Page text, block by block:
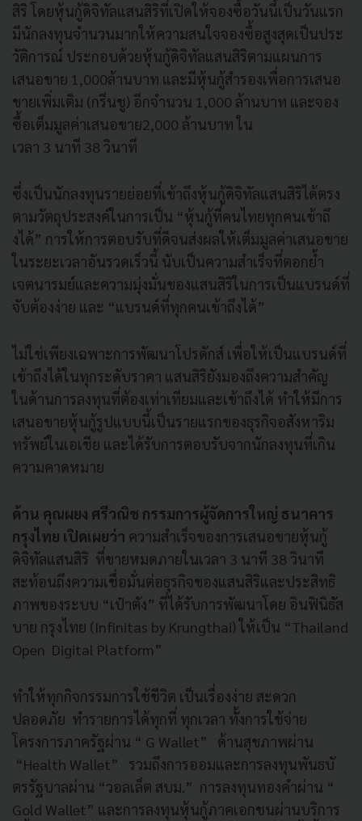
สิริ โดยหุ้นกู้ดิจิทัลแสนสิริที่เปิดให้จองซื้อวันนี้เป็นวันแรก
มีนักลงทุนจำนวนมากให้ความสนใจจองซื้อสูงสุดเป็นประ
วัติการณ์ ประกอบด้วยหุ้นกู้ดิจิทัลแสนสิริตามแผนการ
เสนอขาย 1,000ล้านบาท และมีหุ้นกู้สำรองเพื่อการเสนอ
ขายเพิ่มเติม (กรีนชู) อีกจำนวน 1,000 ล้านบาท และจอง
ซื้อเต็มมูลค่าเสนอขาย2,000 ล้านบาท ใน
เวลา 3 นาที 38 วินาที
ซึ่งเป็นนักลงทุนรายย่อยที่เข้าถึงหุ้นกู้ดิจิทัลแสนสิริได้ตรง
ตามวัตถุประสงค์ในการเป็น “หุ้นกู้ที่คนไทยทุกคนเข้าถึ
งได้” การให้การตอบรับที่ดีจนส่งผลให้เต็มมูลค่าเสนอขาย
ในระยะเวลาอันรวดเร็วนี้ นับเป็นความสำเร็จที่ตอกย้ำ
เจตนารมย์และความมุ่งมั่นของแสนสิริในการเป็นแบรนด์ที่
จับต้องง่าย และ “แบรนด์ที่ทุกคนเข้าถึงได้”
ไม่ใช่เพียงเฉพาะการพัฒนาโปรดักส์ เพื่อให้เป็นแบรนด์ที่
เข้าถึงได้ในทุกระดับราคา แสนสิริยังมองถึงความสำคัญ
ในด้านการลงทุนที่ต้องเท่าเทียมและเข้าถึงได้ ทำให้มีการ
เสนอขายหุ้นกู้รูปแบบนี้เป็นรายแรกของธุรกิจอสังหาริม
ทรัพย์ในเอเชีย และได้รับการตอบรับจากนักลงทุนที่เกิน
ความคาดหมาย
ด้าน คุณผยง ศรีวณิช กรรมการผู้จัดการใหญ่ ธนาคาร
กรุงไทย เปิดเผยว่า ความสำเร็จของการเสนอขายหุ้นกู้
ดิจิทัลแสนสิริ ที่ขายหมดภายในเวลา 3 นาที 38 วินาที
สะท้อนถึงความเชื่อมั่นต่อธุรกิจของแสนสิริและประสิทธิ
ภาพของระบบ “เป๋าตัง” ที่ได้รับการพัฒนาโดย อินฟินิธัส
บาย กรุงไทย (Infinitas by Krungthai)ให้เป็น “Thailand
Open Digital Platform”
ทำให้ทุกกิจกรรมการใช้ชีวิต เป็นเรื่องง่าย สะดวก
ปลอดภัย ทำรายการได้ทุกที่ ทุกเวลา ทั้งการใช้จ่าย
โครงการภาครัฐผ่าน “ G Wallet” ด้านสุขภาพผ่าน
“Health Wallet” รวมถึงการออมและการลงทุนพันธบั
ตรรัฐบาลผ่าน “วอลเล็ต สบม.” การลงทุนทองคำผ่าน “
Gold Wallet” และการลงทุนหุ้นกู้ภาคเอกชนผ่านบริการ